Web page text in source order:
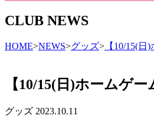
CLUB NEWS
HOME>NEWS>グッズ> 【10/15(
【10/15(日)ホームゲ
グッズ 2023.10.11